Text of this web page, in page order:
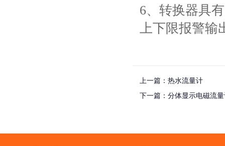
6、转换器具
上下限报警输
上一篇： 热水流量计
下一篇： 分体显示电磁流